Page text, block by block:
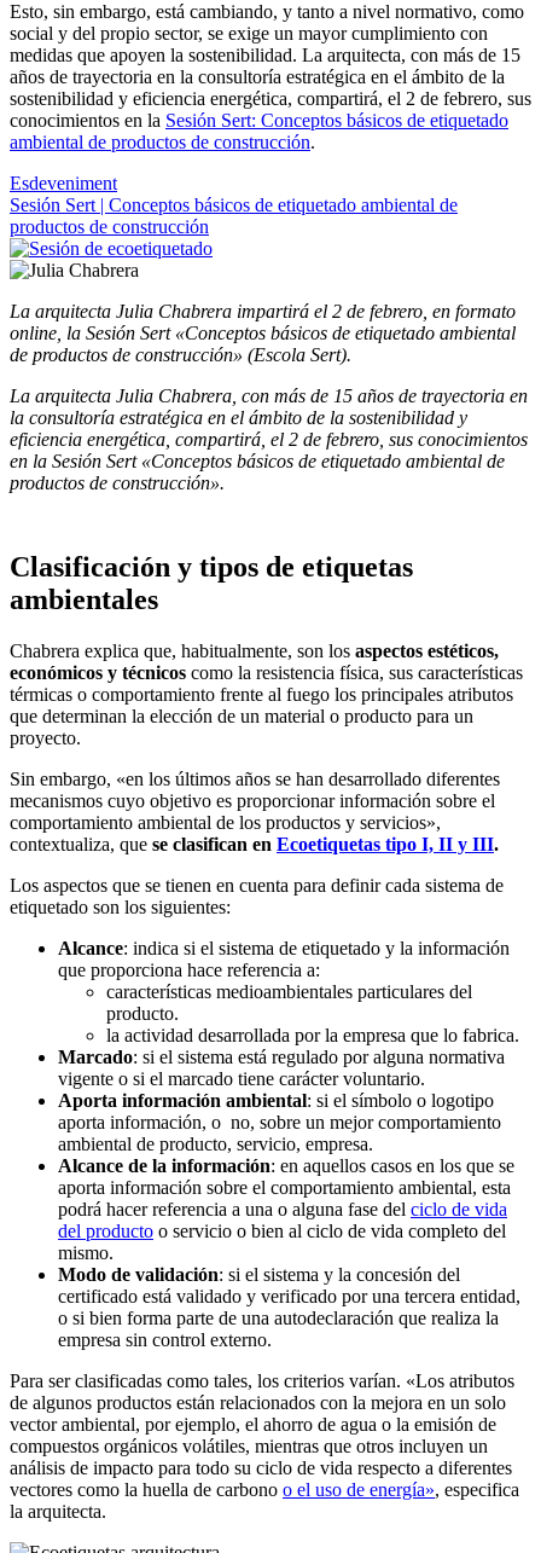
Esto, sin embargo, está cambiando, y tanto a nivel normativo, como
social y del propio sector, se exige un mayor cumplimiento con
medidas que apoyen la sostenibilidad. La arquitecta, con más de 15
años de trayectoria en la consultoría estratégica en el ámbito de la
sostenibilidad y eficiencia energética, compartirá, el 2 de febrero, sus
conocimientos en la Sesión Sert: Conceptos básicos de etiquetado
ambiental de productos de construcción.
Esdeveniment
Sesión Sert | Conceptos básicos de etiquetado ambiental de
productos de construcción
La arquitecta Julia Chabrera impartirá el 2 de febrero, en formato
online, la Sesión Sert «Conceptos básicos de etiquetado ambiental
de productos de construcción» (Escola Sert).
La arquitecta Julia Chabrera, con más de 15 años de trayectoria en
la consultoría estratégica en el ámbito de la sostenibilidad y
eficiencia energética, compartirá, el 2 de febrero, sus conocimientos
en la Sesión Sert «Conceptos básicos de etiquetado ambiental de
productos de construcción».
Clasificación y tipos de etiquetas
ambientales
Chabrera explica que, habitualmente, son los aspectos estéticos,
económicos y técnicos como la resistencia física, sus características
térmicas o comportamiento frente al fuego los principales atributos
que determinan la elección de un material o producto para un
proyecto.
Sin embargo, «en los últimos años se han desarrollado diferentes
mecanismos cuyo objetivo es proporcionar información sobre el
comportamiento ambiental de los productos y servicios»,
contextualiza, que se clasifican en Ecoetiquetas tipo I, II y III.
Los aspectos que se tienen en cuenta para definir cada sistema de
etiquetado son los siguientes:
Alcance: indica si el sistema de etiquetado y la información
que proporciona hace referencia a:
características medioambientales particulares del
producto.
la actividad desarrollada por la empresa que lo fabrica.
Marcado: si el sistema está regulado por alguna normativa
vigente o si el marcado tiene carácter voluntario.
Aporta información ambiental: si el símbolo o logotipo
aporta información, o no, sobre un mejor comportamiento
ambiental de producto, servicio, empresa.
Alcance de la información: en aquellos casos en los que se
aporta información sobre el comportamiento ambiental, esta
podrá hacer referencia a una o alguna fase del ciclo de vida
del producto o servicio o bien al ciclo de vida completo del
mismo.
Modo de validación: si el sistema y la concesión del
certificado está validado y verificado por una tercera entidad,
o si bien forma parte de una autodeclaración que realiza la
empresa sin control externo.
Para ser clasificadas como tales, los criterios varían. «Los atributos
de algunos productos están relacionados con la mejora en un solo
vector ambiental, por ejemplo, el ahorro de agua o la emisión de
compuestos orgánicos volátiles, mientras que otros incluyen un
análisis de impacto para todo su ciclo de vida respecto a diferentes
vectores como la huella de carbono o el uso de energía», especifica
la arquitecta.